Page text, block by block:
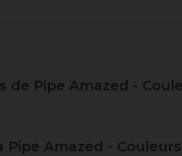
de Pipe Amazed -
Pipe Amazed - Couleurs